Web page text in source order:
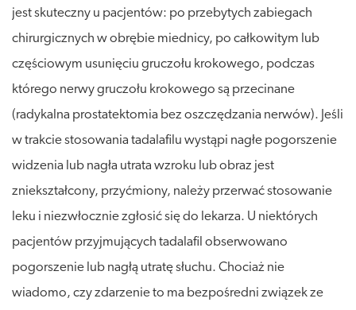
jest skuteczny u pacjentów: po przebytych zabiegach
chirurgicznych w obrębie miednicy, po całkowitym lub
częściowym usunięciu gruczołu krokowego, podczas
którego nerwy gruczołu krokowego są przecinane
(radykalna prostatektomia bez oszczędzania nerwów). Jeśli
w trakcie stosowania tadalafilu wystąpi nagłe pogorszenie
widzenia lub nagła utrata wzroku lub obraz jest
zniekształcony, przyćmiony, należy przerwać stosowanie
leku i niezwłocznie zgłosić się do lekarza. U niektórych
pacjentów przyjmujących tadalafil obserwowano
pogorszenie lub nagłą utratę słuchu. Chociaż nie
wiadomo, czy zdarzenie to ma bezpośredni związek ze